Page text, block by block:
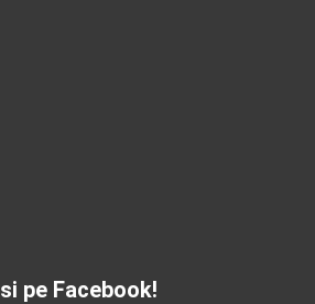
pe Facebook!